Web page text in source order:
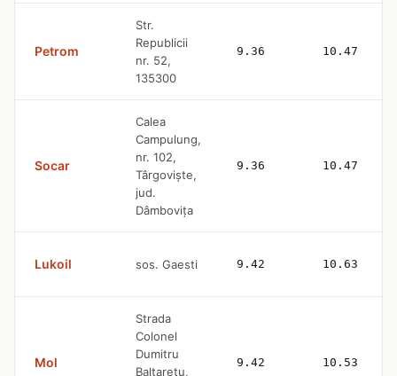
Petrom
Str.
Republicii
nr. 52,
135300
9.36 10.47
Socar
Calea
Campulung,
nr. 102,
Târgoviște,
jud.
Dâmbovița
9.36 10.47
Lukoil sos. Gaesti 9.42 10.63
Mol
Strada
Colonel
Dumitru
Baltaretu,
9.42 10.53